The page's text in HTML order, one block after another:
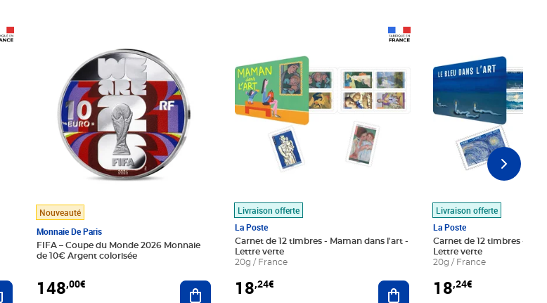
Ajouter au panier
Nouveauté
Monnaie De Paris
FIFA – Coupe du Monde 2026 Monnaie
de 10€ Argent colorisée
148,00€ Ajouter au panier
Livraison offerte
La Poste
Carnet de 12 timbres - Maman dans l'art -
Lettre verte
20g / France
18,24€ Ajouter au panier
Livraison offerte
La Poste
Carnet de 12 timbres - Le
Lettre verte
20g / France
18,24€